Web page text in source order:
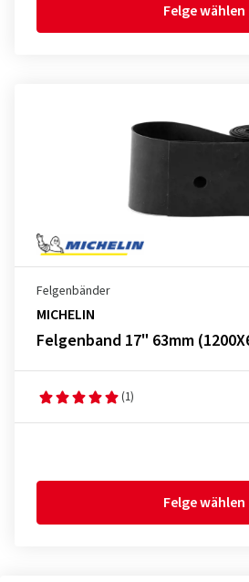
Felge wählen
Felgenbänder
MICHELIN
Felgenband 17" 63mm
(1)
Felge wählen